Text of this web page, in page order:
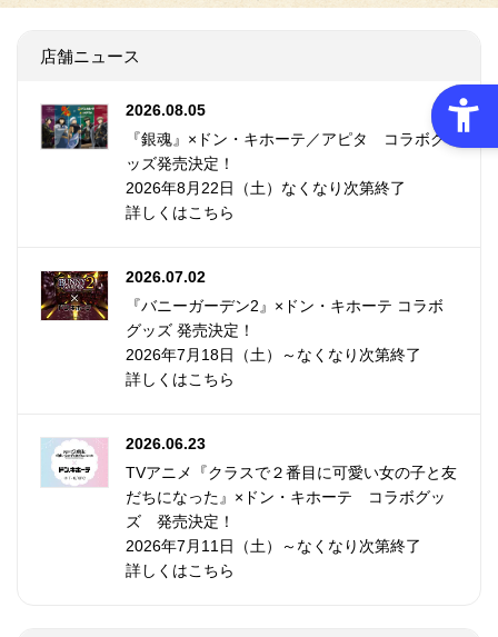
店舗ニュース
2026.08.05
『銀魂』×ドン・キホーテ／アピタ コラボグ
ッズ発売決定！
2026年8月22日（土）なくなり次第終了
詳しくはこちら
2026.07.02
『バニーガーデン2』×ドン・キホーテ コラボ
グッズ 発売決定！
2026年7月18日（土）～なくなり次第終了
詳しくはこちら
2026.06.23
TVアニメ『クラスで２番目に可愛い女の子と友
だちになった』×ドン・キホーテ コラボグッ
ズ 発売決定！
2026年7月11日（土）～なくなり次第終了
詳しくはこちら